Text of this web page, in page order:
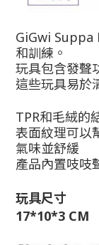
GiGwi Suppa
和訓練。
玩具包含發聲
這些玩具易於
TPR和毛絨的
表面紋理可以
氣味並舒緩
產品內置吱吱
玩具尺寸
17*10*3 CM